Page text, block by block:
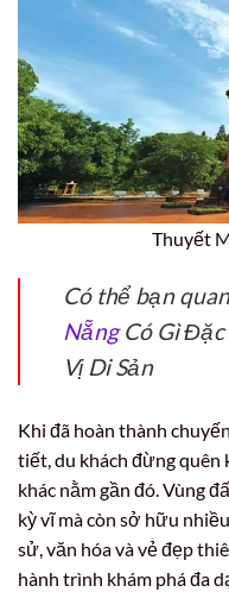
Thuyết
Có thể bạn
NẵngCó Gì Đặc
Vị Di Sản
Khi đã hoàn thành chuyến
tiết, du khách đừng quên
khác nằm gần đó. Vùng
kỳ vĩ mà còn sở hữu
sử, văn hóa và vẻ đẹp
hành trình khám phá đa